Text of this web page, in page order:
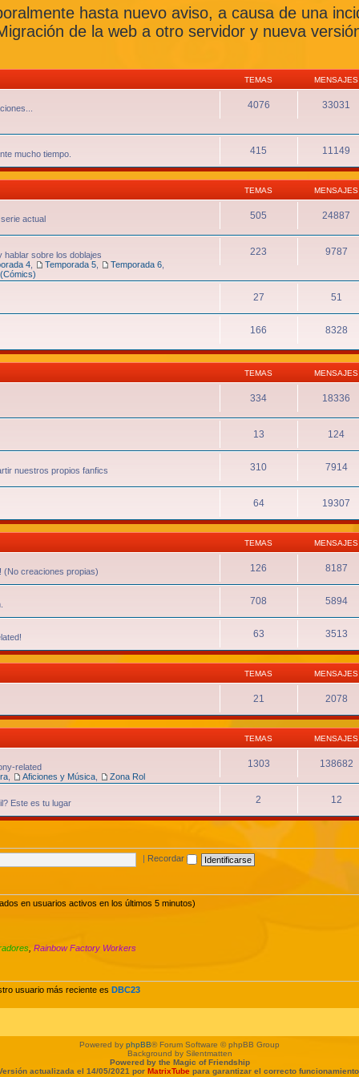
hasta nuevo aviso, a causa de una
de la web a otro servidor y nueva
TEMAS MENSAJES
4076 33031
mucho tiempo. 415 11149
TEMAS MENSAJES
actual 505 24887
hablar sobre los doblajes
4
Temporada 5 Temporada 6
223 9787
27 51
166 8328
TEMAS MENSAJES
334 18336
13 124
nuestros propios fanfics 310 7914
64 19307
TEMAS MENSAJES
(No creaciones propias) 126 8187
708 5894
63 3513
TEMAS MENSAJES
21 2078
TEMAS MENSAJES
related
Aficiones y Música Zona Rol
1303 138682
Este es tu lugar 2 12
Recordar
en usuarios activos en los últimos 5 minutos)
,Rainbow Factory Workers
usuario más reciente esDBC23
Powered by phpBB® Forum Software © phpBB Group
Background by Silentmatten
Powered by the Magic of Friendship
actualizada el 14/05/2021 por MatrixTube para garantizar el correcto